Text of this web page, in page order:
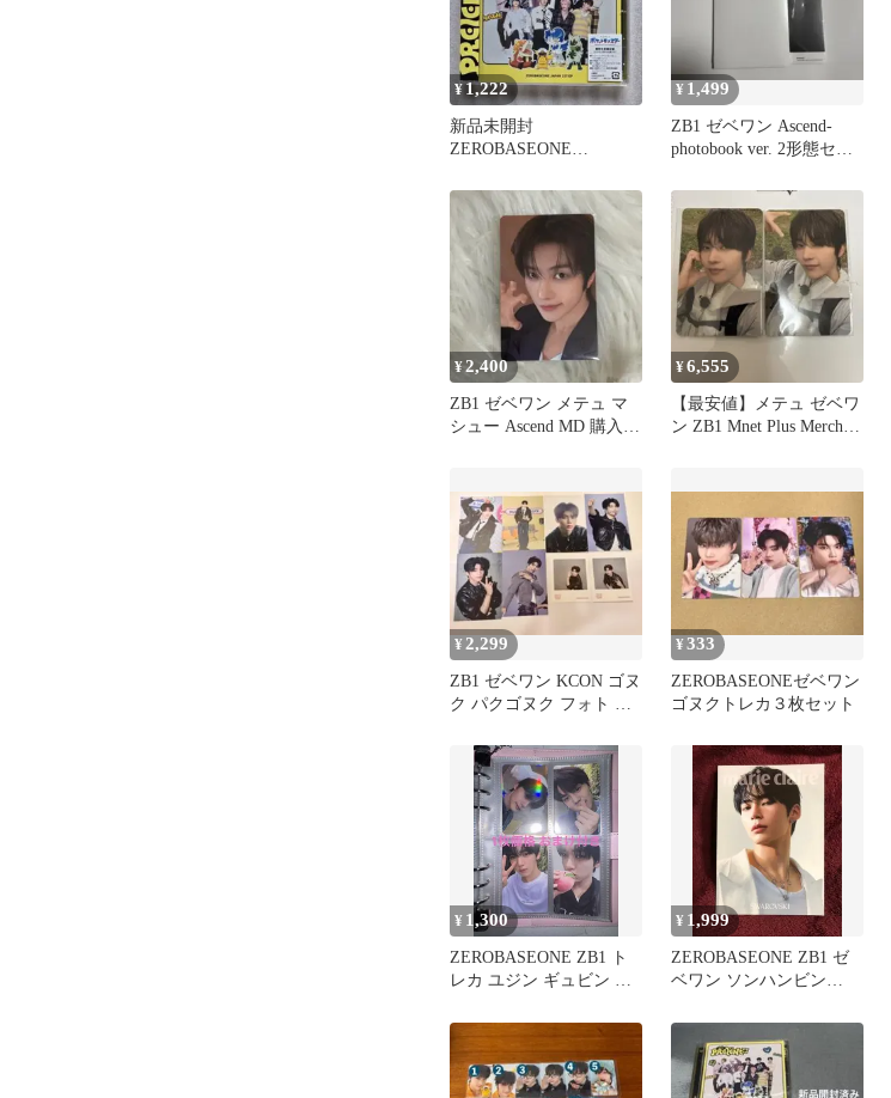
¥1,222
新品未開封
ZEROBASEONE
ゼベワン
¥ 1,499
ZB1 ゼベワン Ascend-
photobook ver. 2形態セッ
¥2,400
ZB1 ゼベワン メテュ マ
シュー Ascend MD 購入
¥6,555
【最安値】メテュ ゼベワ
ン ZB1 Mnet Plus Merch
¥ 2,299
ZB1 ゼベワン KCON ゴヌ
ク パクゴヌク フォト ト
¥333
ZEROBASEONEゼベワン
ゴヌクトレカ３枚セット
¥ 1,300
ZEROBASEONE ZB1 ト
レカ ユジン ギュビン ゼ
¥ 1,999
ZEROBASEONE ZB1 ゼ
ベワン ソンハンビン